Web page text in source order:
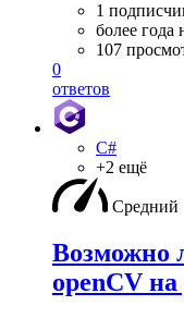
1
более года
107
0
ответов
C#
+2 ещё
Средний
Возможно
openCV